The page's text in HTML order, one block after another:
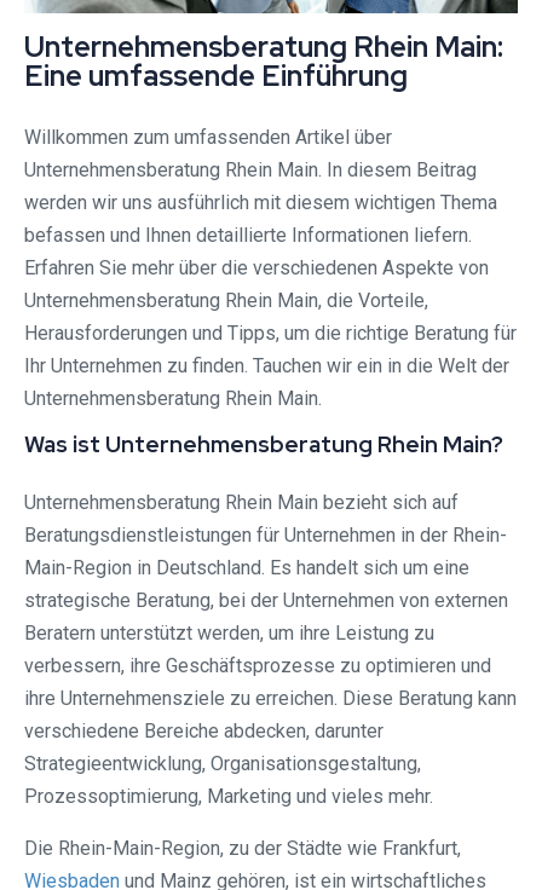
Unternehmensberatung Rhein Main:
Eine umfassende Einführung
Willkommen zum umfassenden Artikel über
Unternehmensberatung Rhein Main. In diesem Beitrag
werden wir uns ausführlich mit diesem wichtigen Thema
befassen und Ihnen detaillierte Informationen liefern.
Erfahren Sie mehr über die verschiedenen Aspekte von
Unternehmensberatung Rhein Main, die Vorteile,
Herausforderungen und Tipps, um die richtige Beratung für
Ihr Unternehmen zu finden. Tauchen wir ein in die Welt der
Unternehmensberatung Rhein Main.
Was ist Unternehmensberatung Rhein Main?
Unternehmensberatung Rhein Main bezieht sich auf
Beratungsdienstleistungen für Unternehmen in der Rhein-
Main-Region in Deutschland. Es handelt sich um eine
strategische Beratung, bei der Unternehmen von externen
Beratern unterstützt werden, um ihre Leistung zu
verbessern, ihre Geschäftsprozesse zu optimieren und
ihre Unternehmensziele zu erreichen. Diese Beratung kann
verschiedene Bereiche abdecken, darunter
Strategieentwicklung, Organisationsgestaltung,
Prozessoptimierung, Marketing und vieles mehr.
Die Rhein-Main-Region, zu der Städte wie Frankfurt,
Wiesbaden und Mainz gehören, ist ein wirtschaftliches